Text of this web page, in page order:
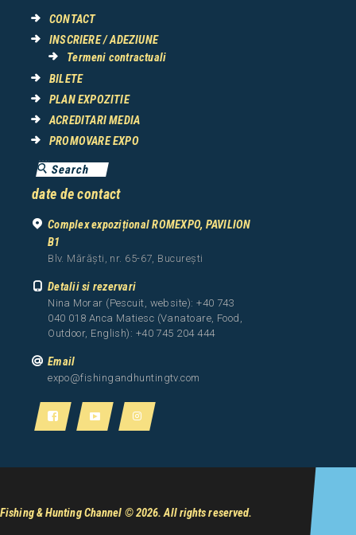
CONTACT
INSCRIERE / ADEZIUNE
Termeni contractuali
BILETE
PLAN EXPOZITIE
ACREDITARI MEDIA
PROMOVARE EXPO
date de contact
Complex expozițional ROMEXPO, PAVILION
B1
Blv. Mărăști, nr. 65-67, București
Detalii si rezervari
Nina Morar (Pescuit, website): +40 743
040 018 Anca Matiesc (Vanatoare, Food,
Outdoor, English): +40 745 204 444
Email
expo@fishingandhuntingtv.com
Fishing & Hunting Channel © 2026. All rights reserved.